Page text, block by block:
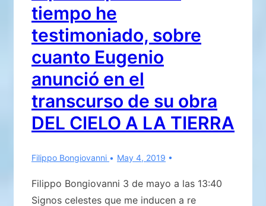
tiempo he
testimoniado, sobre
cuanto Eugenio
anunció en el
transcurso de su obra
DEL CIELO A LA TIERRA
Filippo Bongiovanni May 4, 2019
Filippo Bongiovanni 3 de mayo a las 13:40
Signos celestes que me inducen a re